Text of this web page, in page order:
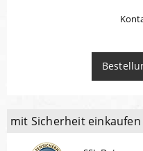
mit Sicherheit einkaufen